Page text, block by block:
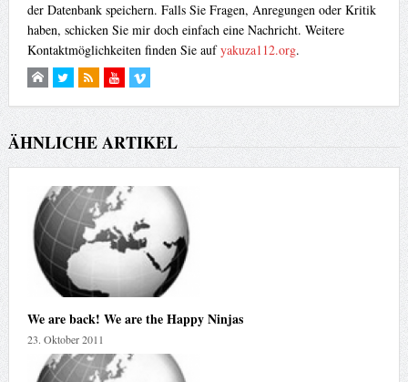
der Datenbank speichern. Falls Sie Fragen, Anregungen oder Kritik
haben, schicken Sie mir doch einfach eine Nachricht. Weitere
Kontaktmöglichkeiten finden Sie aufyakuza112.org.
ÄHNLICHE ARTIKEL
We are back! We are the Happy Ninjas
23. Oktober 2011